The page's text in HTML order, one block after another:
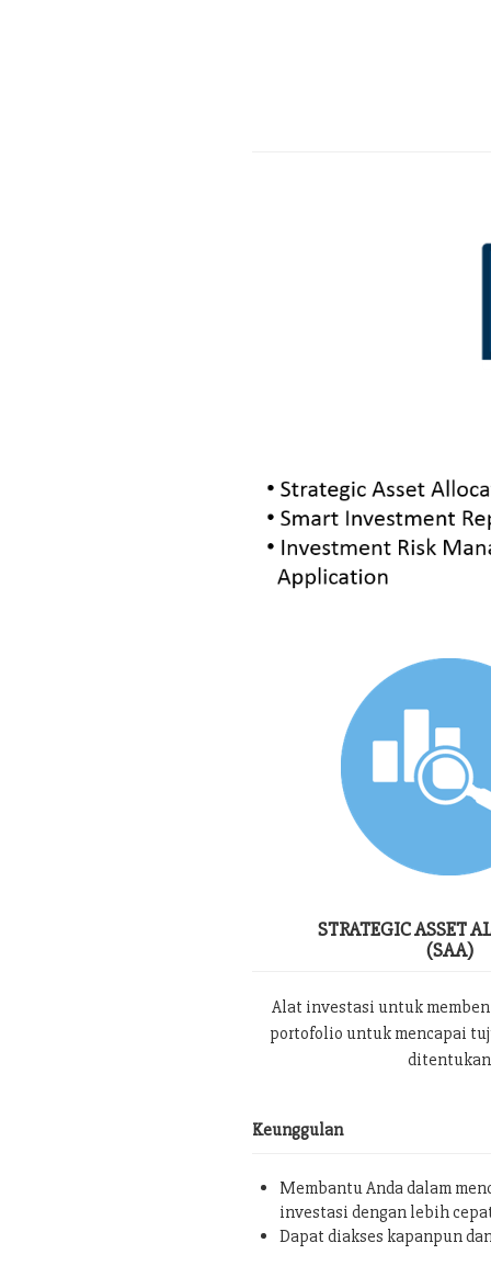
STRATEGIC ASSET
(SAA)
Alat investasi untuk
portofolio untuk mencapai
ditentukan
Keunggulan
Membantu Anda dalam
investasi dengan lebih
Dapat diakses kapanpun